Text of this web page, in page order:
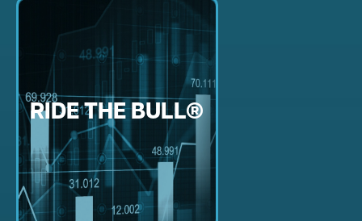
RIDE THE BULL®